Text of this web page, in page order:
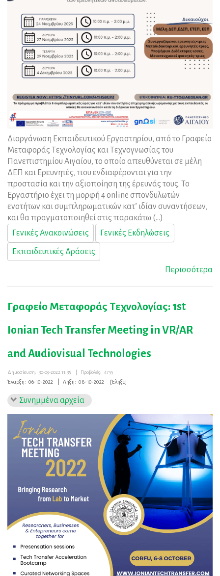
Διοργάνωση Εκπαιδευτικού Εργαστηρίου, από το Γραφείο
Μεταφοράς Τεχνολογίας και Τεχνογνωσίας του
Πανεπιστημίου Αιγαίου, το οποίο απευθύνεται σε μέλη
ΔΕΠ και Ερευνητές, που ενδιαφέρονται για την
προστασία και την αξιοποίηση της έρευνάς τους. Το
Εργαστήριο έχει τη μορφή 4 online σπονδυλωτών
ενοτήτων και συμπληρωματικών κατ’ ιδίαν συναντήσεων,
και θα πραγματοποιηθεί στις παρακάτω (...)
Γενικές Ανακοινώσεις
Γενικές Εκδηλώσεις
Εκπαιδευτικές Δράσεις
Περισσότερα
Γραφείο Μεταφοράς Τεχνολογίας: 1st
Ιonian Tech Transfer Meeting in VR/AR
and Audiovisual Technologies
Δημοσίευση: 30-09-2022 11:35 Προβολές: 4755
Έναρξη: 06-10-2022 Λήξη: 08-10-2022 [Έληξε]
Συνημμένα αρχεία